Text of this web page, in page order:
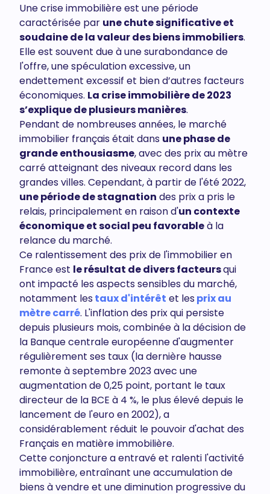
Une crise immobilière est une période
caractérisée par une chute significative et
soudaine de la valeur des biens immobiliers.
Elle est souvent due à une surabondance de
l'offre, une spéculation excessive, un
endettement excessif et bien d’autres facteurs
économiques. La crise immobilière de 2023
s’explique de plusieurs manières.
Pendant de nombreuses années, le marché
immobilier français était dans une phase de
grande enthousiasme, avec des prix au mètre
carré atteignant des niveaux record dans les
grandes villes. Cependant, à partir de l'été 2022,
une période de stagnation des prix a pris le
relais, principalement en raison d'un contexte
économique et social peu favorableà la
relance du marché.
Ce ralentissement des prix de l'immobilier en
France est le résultat de divers facteursqui
ont impacté les aspects sensibles du marché,
notamment lestaux d'intérêt et lesprix au
mètre carré. L'inflation des prix qui persiste
depuis plusieurs mois, combinée à la décision de
la Banque centrale européenne d'augmenter
régulièrement ses taux (la dernière hausse
remonte à septembre 2023 avec une
augmentation de 0,25 point, portant le taux
directeur de la BCE à 4 %, le plus élevé depuis le
lancement de l'euro en 2002), a
considérablement réduit le pouvoir d'achat des
Français en matière immobilière.
Cette conjoncture a entravé et ralenti l'activité
immobilière, entraînant une accumulation de
biens à vendre et une diminution progressive du